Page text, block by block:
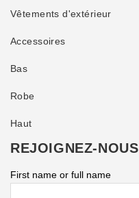
Vêtements d'extérieur
Accessoires
Bas
Robe
Haut
REJOIGNEZ-NOUS
First name or full name